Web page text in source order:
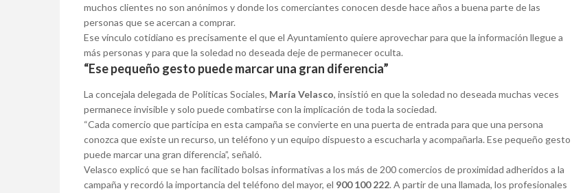
muchos clientes no son anónimos y donde los comerciantes conocen desde hace años a buena parte de las
personas que se acercan a comprar.
Ese vínculo cotidiano es precisamente el que el Ayuntamiento quiere aprovechar para que la información llegue a
más personas y para que la soledad no deseada deje de permanecer oculta.
“Ese pequeño gesto puede marcar una gran diferencia”
La concejala delegada de Políticas Sociales, María Velasco, insistió en que la soledad no deseada muchas veces
permanece invisible y solo puede combatirse con la implicación de toda la sociedad.
“Cada comercio que participa en esta campaña se convierte en una puerta de entrada para que una persona
conozca que existe un recurso, un teléfono y un equipo dispuesto a escucharla y acompañarla. Ese pequeño gesto
puede marcar una gran diferencia”, señaló.
Velasco explicó que se han facilitado bolsas informativas a los más de 200 comercios de proximidad adheridos a la
campaña y recordó la importancia del teléfono del mayor, el 900 100 222. A partir de una llamada, los profesionales